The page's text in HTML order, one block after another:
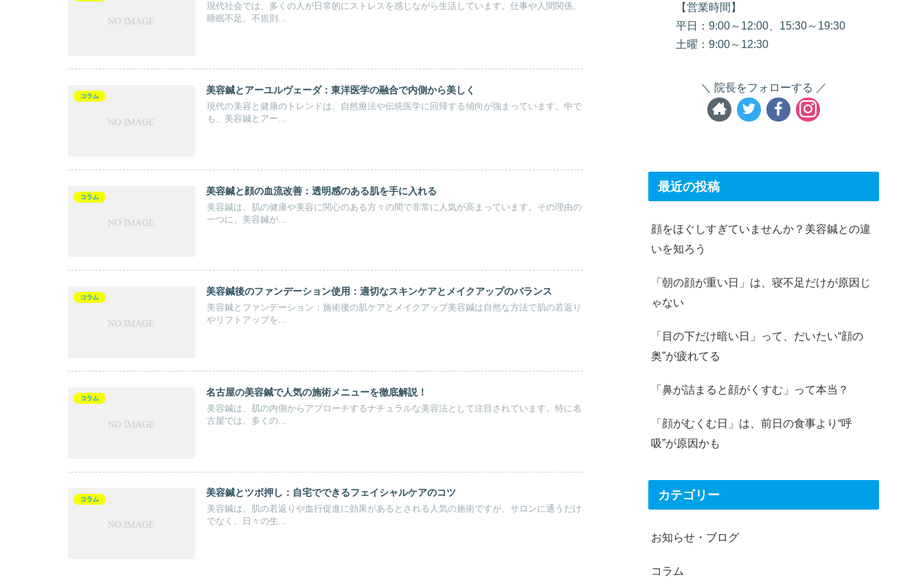
現代社会では、多くの人が日常的にストレスを感じながら生活しています。仕事や人間関係、
睡眠不足、不規則...
コラム
美容鍼とアーユルヴェーダ：東洋医学の融合で内側から美しく
現代の美容と健康のトレンドは、自然療法や伝統医学に回帰する傾向が強まっています。中で
も、美容鍼とアー...
コラム
美容鍼と顔の血流改善：透明感のある肌を手に入れる
美容鍼は、肌の健康や美容に関心のある方々の間で非常に人気が高まっています。その理由の
一つに、美容鍼が...
コラム
美容鍼後のファンデーション使用：適切なスキンケアとメイクアップのバランス
美容鍼とファンデーション：施術後の肌ケアとメイクアップ美容鍼は自然な方法で肌の若返り
やリフトアップを...
コラム
名古屋の美容鍼で人気の施術メニューを徹底解説！
美容鍼は、肌の内側からアプローチするナチュラルな美容法として注目されています。特に名
古屋では、多くの...
コラム
美容鍼とツボ押し：自宅でできるフェイシャルケアのコツ
美容鍼は、肌の若返りや血行促進に効果があるとされる人気の施術ですが、サロンに通うだけ
でなく、日々の生...
【営業時間】
平日：9:00～12:00、15:30～19:30
土曜：9:00～12:30
院長をフォローする
最近の投稿
顔をほぐしすぎていませんか？美容鍼との違
いを知ろう
「朝の顔が重い日」は、寝不足だけが原因じ
ゃない
「目の下だけ暗い日」って、だいたい“顔の
奥”が疲れてる
「鼻が詰まると顔がくすむ」って本当？
「顔がむくむ日」は、前日の食事より“呼
吸”が原因かも
カテゴリー
お知らせ・ブログ
コラム